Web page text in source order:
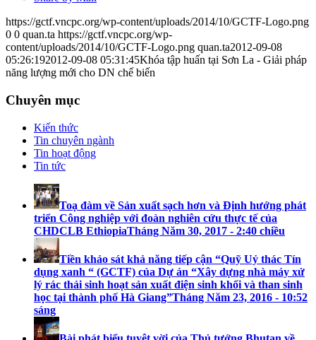
https://gctf.vncpc.org/wp-content/uploads/2014/10/GCTF-Logo.png
0 0 quan.ta https://gctf.vncpc.org/wp-
content/uploads/2014/10/GCTF-Logo.png quan.ta2012-09-08
05:26:192012-09-08 05:31:45Khóa tập huấn tại Sơn La - Giải pháp
năng lượng mới cho DN chế biến
Chuyên mục
Kiến thức
Tin chuyên ngành
Tin hoạt động
Tin tức
Toạ đàm về Sản xuất sạch hơn và Định hướng phát
triển Công nghiệp với đoàn nghiên cứu thực tế của
CHDCLB EthiopiaTháng Năm 30, 2017 - 2:40 chiều
Tiền khảo sát khả năng tiếp cận “Quỹ Uỷ thác Tín
dụng xanh “ (GCTF) của Dự án “Xây dựng nhà máy xử
lý rác thải sinh hoạt sản xuất điện sinh khối và than sinh
học tại thành phố Hà Giang”Tháng Năm 23, 2016 - 10:52
sáng